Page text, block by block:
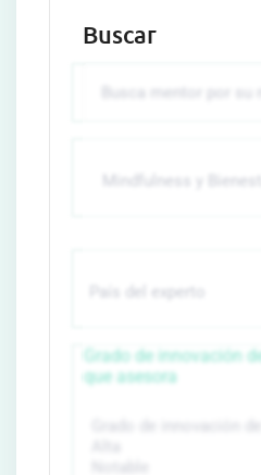
Buscar
Grado de innovación
que asesora